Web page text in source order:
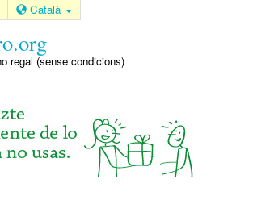
Català
regal (sense condicions)